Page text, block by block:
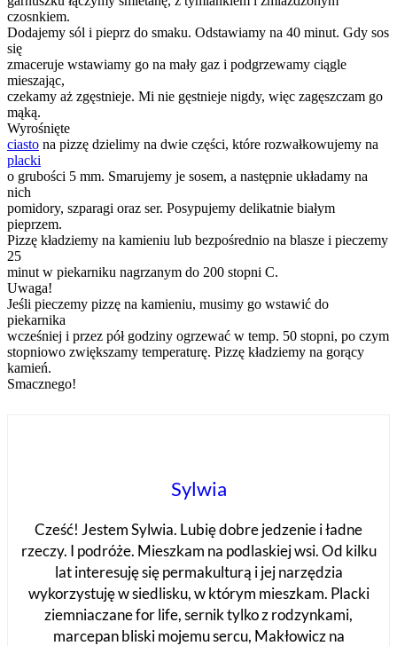
czosnkiem.
Dodajemy sól i pieprz do smaku. Odstawiamy na 40 minut. Gdy sos
się
zmaceruje wstawiamy go na mały gaz i podgrzewamy ciągle
mieszając,
czekamy aż zgęstnieje. Mi nie gęstnieje nigdy, więc zagęszczam go
mąką.
Wyrośnięte
ciasto na pizzę dzielimy na dwie części, które rozwałkowujemy na
placki
o grubości 5 mm. Smarujemy je sosem, a następnie układamy na
nich
pomidory, szparagi oraz ser. Posypujemy delikatnie białym
pieprzem.
Pizzę kładziemy na kamieniu lub bezpośrednio na blasze i pieczemy
25
minut w piekarniku nagrzanym do 200 stopni C.
Uwaga!
Jeśli pieczemy pizzę na kamieniu, musimy go wstawić do
piekarnika
wcześniej i przez pół godziny ogrzewać w temp. 50 stopni, po czym
stopniowo zwiększamy temperaturę. Pizzę kładziemy na gorący
kamień.
Smacznego!
Sylwia
Cześć! Jestem Sylwia. Lubię dobre jedzenie i ładne
rzeczy. I podróże. Mieszkam na podlaskiej wsi. Od kilku
lat interesuję się permakulturą i jej narzędzia
wykorzystuję w siedlisku, w którym mieszkam. Placki
ziemniaczane for life, sernik tylko z rodzynkami,
marcepan bliski mojemu sercu, Makłowicz na